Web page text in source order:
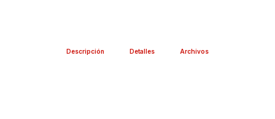
Descripción Detalles Archivos